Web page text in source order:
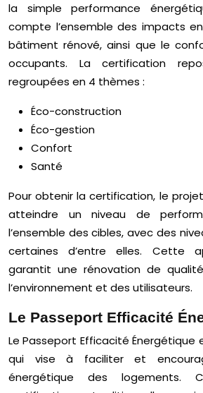
la simple performance
compte l’ensemble des impacts
bâtiment rénové, ainsi que le
occupants. La certification
regroupées en 4 thèmes :
Éco-construction
Éco-gestion
Confort
Santé
Pour obtenir la certification, le
atteindre un niveau de
l’ensemble des cibles, avec des
certaines d’entre elles. Cette
garantit une rénovation de
l’environnement et des utilisateurs.
Le Passeport Efficacité
Le Passeport Efficacité Énergétique
qui vise à faciliter et
énergétique des logements.